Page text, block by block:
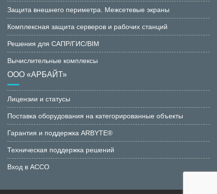
Защита внешнего периметра. Межсетевые экраны
Комплексная защита серверов и рабочих станций
Решения для САПР/ГИС/BIM
Вычислительные комплексы
ООО «АРБАЙТ»
Лицензии и статусы
Поставка оборудования на категорированные объекты
Гарантия и поддержка ARBYTE®
Техническая поддержка решений
Вход в АССО